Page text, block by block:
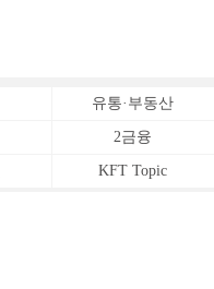
유통·부동산
2금융
KFT Topic